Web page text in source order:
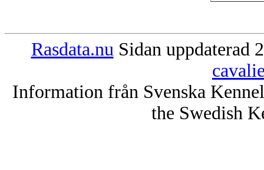
Rasdata.nu Sidan uppdaterad
Information från Svenska
the Swedish